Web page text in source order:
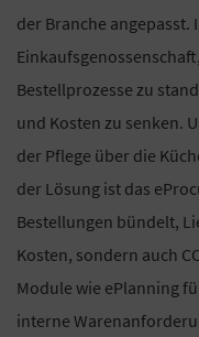
der Branche angepasst.
Bestellprozesse zu
und Kosten zu senken.
der Pflege über die
der Lösung ist das
Bestellungen bündelt,
Kosten, sondern auch
Module wie ePlanning
interne